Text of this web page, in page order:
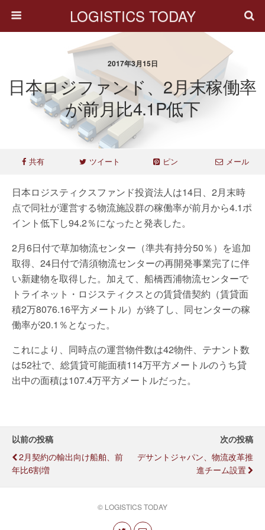
LOGISTICS TODAY
2017年3月15日
日本ロジファンド、2月末稼働率
が前月比4.1P低下
共有 ツイート ピン メール
日本ロジスティクスファンド投資法人は14日、2月末時
点で同社が運営する物流施設群の稼働率が前月から4.1ポ
イント低下し94.2％になったと発表した。
2月6日付で草加物流センター（準共有持分50％）を追加
取得、24日付で清須物流センターの再開発事業完了に伴
い新建物を取得した。加えて、船橋西浦物流センターで
トライネット・ロジスティクスとの賃貸借契約（賃貸面
積2万8076.16平方メートル）が終了し、同センターの稼
働率が20.1％となった。
これにより、同時点の運営物件数は42物件、テナント数
は52社で、総賃貸可能面積114万平方メートルのうち貸
出中の面積は107.4万平方メートルだった。
以前の投稿
2月契約の輸出向け船舶、前
年比6割増
次の投稿
デサントジャパン、物流改革推
進チーム設置
© LOGISTICS TODAY